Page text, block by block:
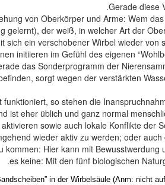
Gerade diese
von Oberkörper und Arme: Wem
gelernt), der weiß, in welcher Art der
sich ein verschobener Wirbel wieder
initiieren im Gefühl des eigenen
das Sonderprogramm der
sorgt wegen der verstärkten
ist eher üblich und ganz normal
sowie auch lokale Konflikte der
wieder aktiv zu werden; oder
kommen: Hier kann mit
es keine: Mit den fünf biologischen
in der Wirbelsäule (Anm: